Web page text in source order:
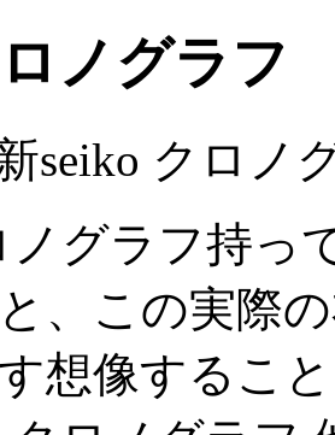
ノグラフ
seiko クロノ
ノグラフ持っ
、この実際
想像するこ